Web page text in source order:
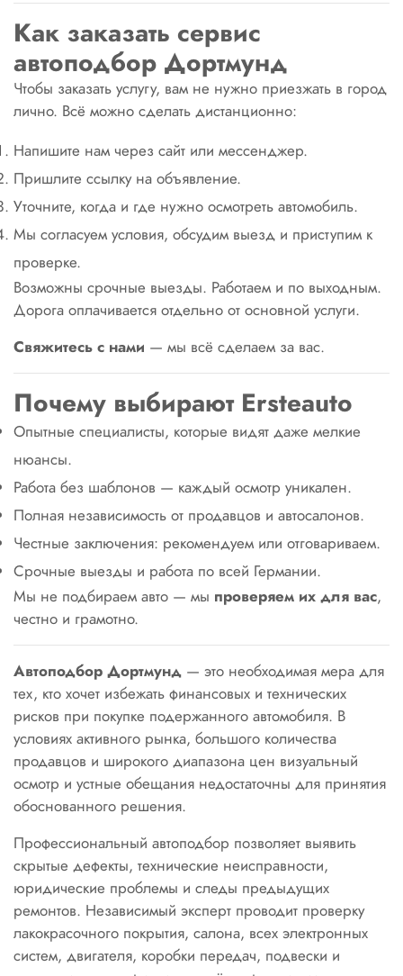
Как заказать сервис
автоподбор Дортмунд
Чтобы заказать услугу, вам не нужно приезжать в город
лично. Всё можно сделать дистанционно:
Напишите нам через сайт или мессенджер.
Пришлите ссылку на объявление.
Уточните, когда и где нужно осмотреть автомобиль.
Мы согласуем условия, обсудим выезд и приступим к
проверке.
Возможны срочные выезды. Работаем и по выходным.
Дорога оплачивается отдельно от основной услуги.
Свяжитесь с нами — мы всё сделаем за вас.
Почему выбирают Ersteauto
Опытные специалисты, которые видят даже мелкие
нюансы.
Работа без шаблонов — каждый осмотр уникален.
Полная независимость от продавцов и автосалонов.
Честные заключения: рекомендуем или отговариваем.
Срочные выезды и работа по всей Германии.
Мы не подбираем авто — мы проверяем их для вас,
честно и грамотно.
Автоподбор Дортмунд — это необходимая мера для
тех, кто хочет избежать финансовых и технических
рисков при покупке подержанного автомобиля. В
условиях активного рынка, большого количества
продавцов и широкого диапазона цен визуальный
осмотр и устные обещания недостаточны для принятия
обоснованного решения.
Профессиональный автоподбор позволяет выявить
скрытые дефекты, технические неисправности,
юридические проблемы и следы предыдущих
ремонтов. Независимый эксперт проводит проверку
лакокрасочного покрытия, салона, всех электронных
систем, двигателя, коробки передач, подвески и